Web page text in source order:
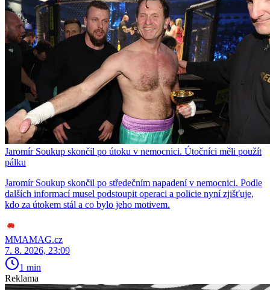
Jaromír Soukup skončil po útoku v nemocnici. Útočníci měli použít
pálku
Jaromír Soukup skončil po středečním napadení v nemocnici. Podle
dalších informací musel podstoupit operaci a policie nyní zjišťuje,
kdo za útokem stál a co bylo jeho motivem.
MMAMAG.cz
7. 8. 2026, 23:09
1 min
Reklama